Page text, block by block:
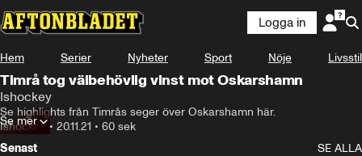
Logga in
Hem Serier Nyheter Sport Nöje Livsstil
Timrå tog välbehövlig vinst mot Oskarshamn
Ishockey
Se highlights från Timrås seger över Oskarshamn här.
Ishockey• 20.11.21 • 60 sek
Se mer
Senast
SE ALLA